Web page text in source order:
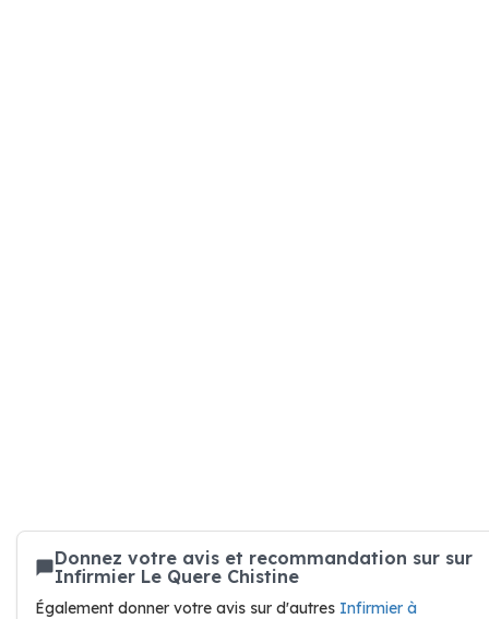
Donnez votre avis et recommandation sur sur
Infirmier Le Quere Chistine
Également donner votre avis sur d'autres Infirmier à